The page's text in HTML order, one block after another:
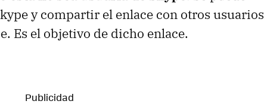
y compartir el enlace con otros usuarios
Es el objetivo de dicho enlace.